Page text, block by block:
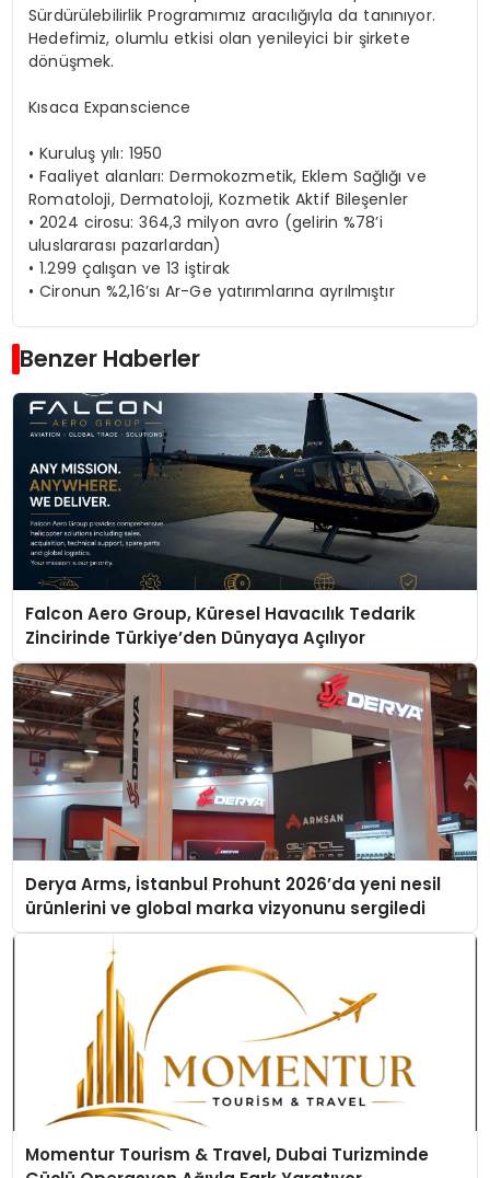
SürdürülebilirlikProgramımız aracılığıyla da tanınıyor.
Hedefimiz,olumlu etkisi olan yenileyici bir şirkete
dönüşmek.
Kısaca Expanscience
•Kuruluş yılı: 1950
•Faaliyet alanları:Dermokozmetik,Eklem Sağlığı ve
Romatoloji, Dermatoloji,Kozmetik Aktif Bileşenler
•2024 cirosu: 364,3 milyon avro (gelirin %78’i
uluslararası pazarlardan)
•1.299 çalışan ve 13 iştirak
•Cironun %2,16’sı Ar-Ge yatırımlarına ayrılmıştır
Benzer Haberler
Falcon Aero Group, Küresel Havacılık Tedarik
Zincirinde Türkiye’den Dünyaya Açılıyor
Derya Arms, İstanbul Prohunt 2026’da yeni nesil
ürünlerini ve global marka vizyonunu sergiledi
Momentur Tourism & Travel, Dubai Turizminde